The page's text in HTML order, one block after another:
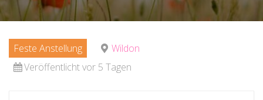
Feste Anstellung
Wildon
Veröffentlicht vor 5 Tagen